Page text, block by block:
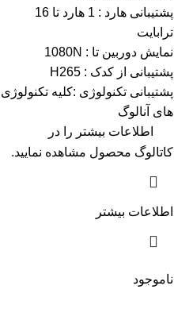
پشتیبانی هارد : 1 هارد تا 16
ترابایت
نمایش دوربین تا : 1080N
پشتیبانی از کدک : H265
پشتیبانی تکنولوژی :کلیه تکنولوژی
های آنالوگ
اطلاعات بیشتر را در
کاتالوگ محصول مشاهده نمایید.
اطلاعات بیشتر
ناموجود